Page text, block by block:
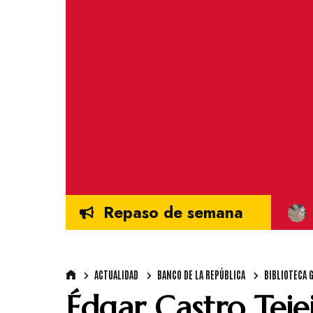
Repaso de semana
ACTUALIDAD BANCO DE LA REPÚBLICA BIBLIOTECA